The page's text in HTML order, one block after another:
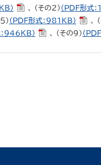
）
、 （その２） （PDF形式
） （PDF形式：981KB） 、
946KB）
、 （その９） （